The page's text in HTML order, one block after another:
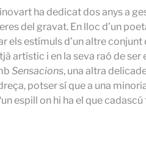
ha dedicat dos anys a
del gravat. En lloc d’un
els estímuls d’un altre
artístic i en la seva raó de ser
Sensacions, una altra
potser sí que a una
espill on hi ha el que